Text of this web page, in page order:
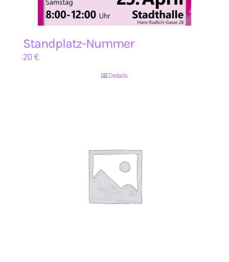
Standplatz-Nummer
20 €
Details